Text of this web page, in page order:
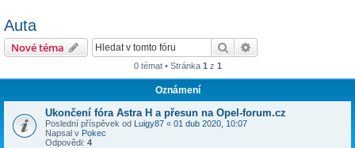
Auta
Nové téma Hledat
0 témat • Stránka 1 z 1
Oznámení
Ukončení fóra Astra H a přesun na Opel-forum.cz
Poslední příspěvek od Luigy87 « 01 dub 2020, 10:07
Napsal v Pokec
Odpovědi: 4